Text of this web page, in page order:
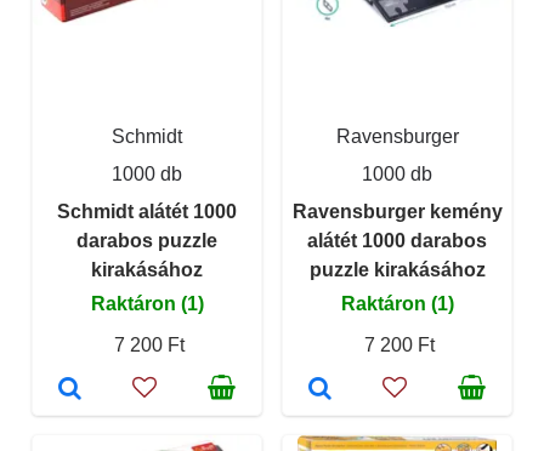
Schmidt
1000 db
Schmidt alátét 1000
darabos puzzle
kirakásához
Raktáron (1)
7 200 Ft
Ravensburger
1000 db
Ravensburger kemény
alátét 1000 darabos
puzzle kirakásához
Raktáron (1)
7 200 Ft